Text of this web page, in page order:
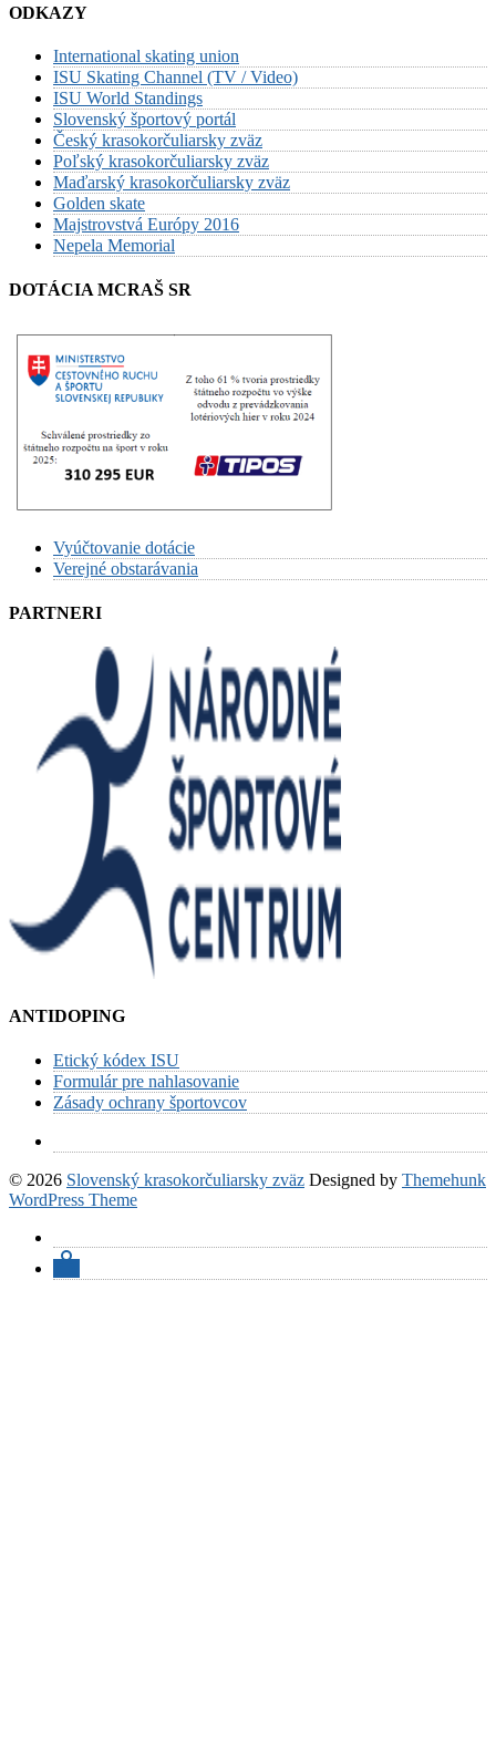
ODKAZY
International skating union
ISU Skating Channel (TV / Video)
ISU World Standings
Slovenský športový portál
Český krasokorčuliarsky zväz
Poľský krasokorčuliarsky zväz
Maďarský krasokorčuliarsky zväz
Golden skate
Majstrovstvá Európy 2016
Nepela Memorial
DOTÁCIA MCRAŠ SR
Vyúčtovanie dotácie
Verejné obstarávania
PARTNERI
ANTIDOPING
Etický kódex ISU
Formulár pre nahlasovanie
Zásady ochrany športovcov
© 2026 Slovenský krasokorčuliarsky zväz Designed by Themehunk
WordPress Theme